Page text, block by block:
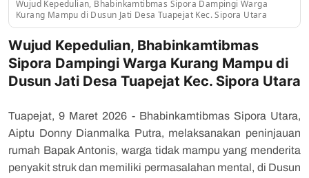
Wujud Kepedulian, Bhabinkamtibmas Sipora Dampingi Warga
Kurang Mampu di Dusun Jati Desa Tuapejat Kec. Sipora Utara
Wujud Kepedulian, Bhabinkamtibmas
Sipora Dampingi Warga Kurang Mampu di
Dusun Jati Desa Tuapejat Kec. Sipora Utara
Tuapejat, 9 Maret 2026 - Bhabinkamtibmas Sipora Utara,
Aiptu Donny Dianmalka Putra, melaksanakan peninjauan
rumah Bapak Antonis, warga tidak mampu yang menderita
penyakit struk dan memiliki permasalahan mental, di Dusun